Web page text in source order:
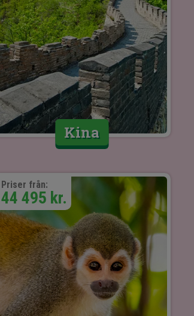
Kina
Priser från:
44 495 kr.